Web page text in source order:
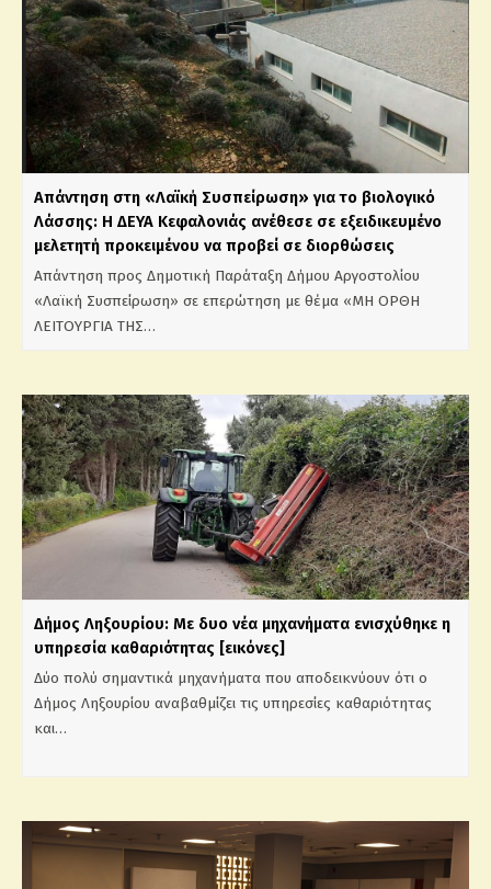
Απάντηση στη «Λαϊκή Συσπείρωση» για το βιολογικό
Λάσσης: Η ΔΕΥΑ Κεφαλονιάς ανέθεσε σε εξειδικευμένο
μελετητή προκειμένου να προβεί σε διορθώσεις
Απάντηση προς Δημοτική Παράταξη Δήμου Αργοστολίου
«Λαϊκή Συσπείρωση» σε επερώτηση με θέμα «ΜΗ ΟΡΘΗ
ΛΕΙΤΟΥΡΓΙΑ ΤΗΣ…
Δήμος Ληξουρίου: Με δυο νέα μηχανήματα ενισχύθηκε η
υπηρεσία καθαριότητας [εικόνες]
Δύο πολύ σημαντικά μηχανήματα που αποδεικνύουν ότι ο
Δήμος Ληξουρίου αναβαθμίζει τις υπηρεσίες καθαριότητας
και…